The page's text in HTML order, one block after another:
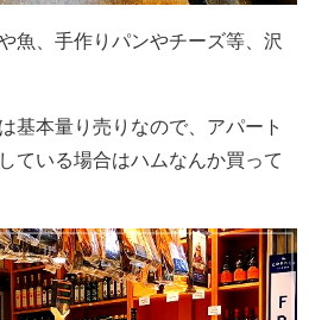
魚、手作りパンやチーズ等、沢
基本量り売りなので、アパート
ている場合はハムなんか買って